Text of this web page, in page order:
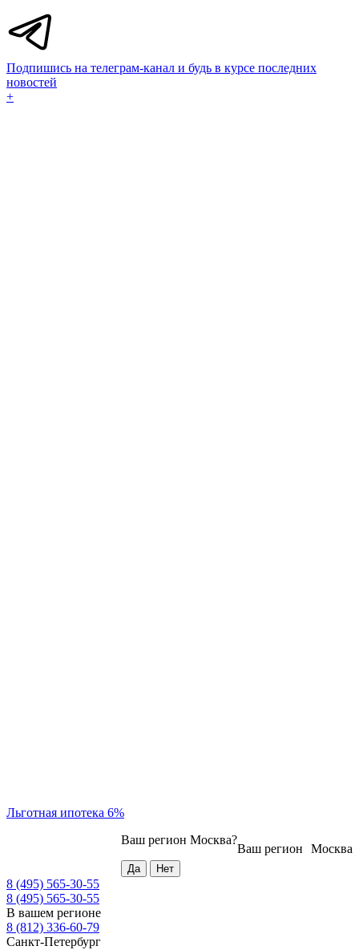
Подпишись на телеграм-канал и будь в курсе последних
новостей
+
Льготная ипотека 6%
Москва
Ваш регион
Ваш регион Москва?
8 (495) 565-30-55
8 (495) 565-30-55
В вашем регионе
8 (812) 336-60-79
Санкт-Петербург